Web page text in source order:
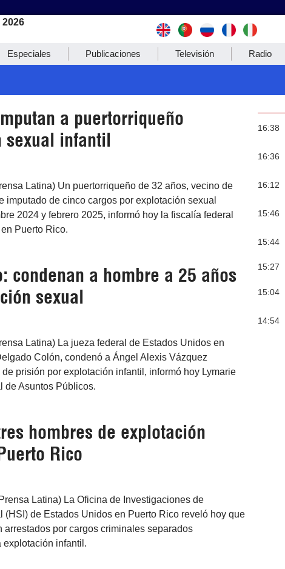
Especiales Publicaciones Televisión Radio
a puertorriqueño
sexual infantil
Latina) Un puertorriqueño de 32 años, vecino de
imputado de cinco cargos por explotación sexual
2024 y febrero 2025, informó hoy la fiscalía federal
Puerto Rico.
condenan a hombre a 25 años
sexual
Latina) La jueza federal de Estados Unidos en
Colón, condenó a Ángel Alexis Vázquez
prisión por explotación infantil, informó hoy Lymarie
de Asuntos Públicos.
hombres​ de explotación
Rico
Latina) La Oficina de Investigaciones de
(HSI) de Estados Unidos en Puerto Rico reveló hoy que
arrestados por cargos criminales separados
explotación infantil.
16:38
16:36
16:12
15:46
15:44
15:27
15:04
14:54